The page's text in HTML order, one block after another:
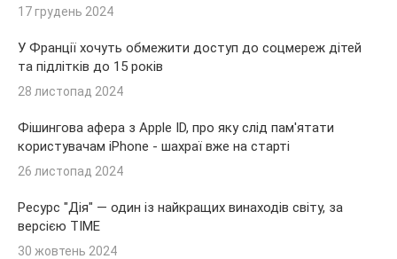
17 грудень 2024
У Франції хочуть обмежити доступ до соцмереж дітей
та підлітків до 15 років
28 листопад 2024
Фішингова афера з Apple ID, про яку слід пам'ятати
користувачам iPhone - шахраї вже на старті
26 листопад 2024
Ресурс "Дія" — один із найкращих винаходів світу, за
версією TIME
30 жовтень 2024